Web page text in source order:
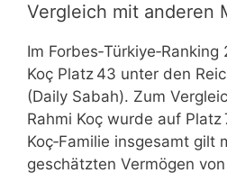
Vergleich mit anderen
Im
Koç Platz 43 unter den
(Daily Sabah). Zum
Rahmi Koç wurde auf Platz
Koç‑Familie insgesamt gilt
geschätzten Vermögen